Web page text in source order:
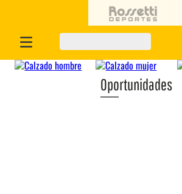
Oportunidades